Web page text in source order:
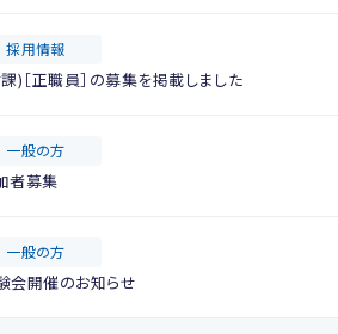
採用情報
)［正職員］の募集を掲載しました
一般の方
者募集
一般の方
会開催のお知らせ